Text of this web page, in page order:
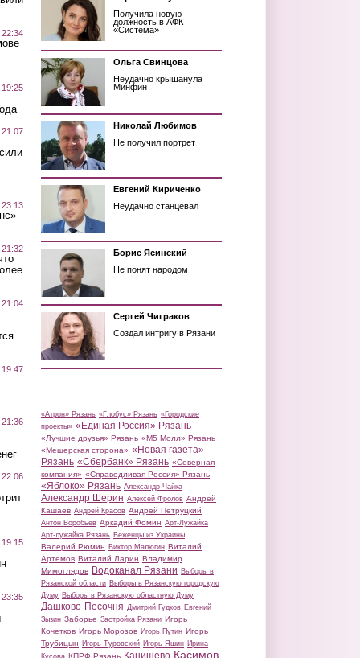
Получила новую
должность в АФК
«Система»
Ольга Свинцова
Неудачно крышанула
Минфин
Николай Любимов
Не получил портрет
Евгений Кириченко
Неудачно станцевал
Борис Ясинский
Не понят народом
Сергей Чиграков
Создал интригу в Рязани
«Атрон» Рязань «Глобус» Рязань «Городские
проекты» «Единая Россия» Рязань
«Лучшие друзья» Рязань «М5 Молл» Рязань
«Мещерская сторона» «Новая газета»
Рязань «Сбербанк» Рязань «Северная
компания» «Справедливая Россия» Рязань
«Яблоко» Рязань Александр Чайка
Александр Шерин Алексей Фролов Андрей
Кашаев Андрей Красов Андрей Петруцкий
Антон Воробьев Аркадий Фомин Арт-Лужайка
Арт-лужайка Рязань Беженцы из Украины
Валерий Рюмин Виктор Малюгин Виталий
Артемов Виталий Ларин Владимир
Мимоглядов Водоканал Рязани Выборы в
Рязанской области Выборы в Рязанскую городскую
Думу Выборы в Рязанскую областную Думу
Дашково-Песочня Дмитрий Гудков Евгений
Зызин Заборье Застройка Рязани Игорь
Кочетков Игорь Морозов Игорь Путин Игорь
Трубицын Игорь Туровский Игорь Яшин Ирина
КПРФ Рязань Канищево Касимов